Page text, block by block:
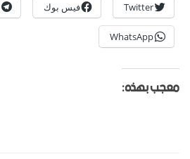
Twitter فيس بوك
WhatsApp
معجب بهذه: